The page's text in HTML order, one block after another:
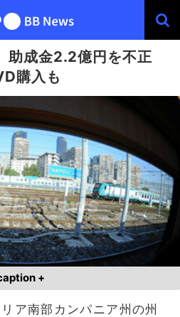
助成金2.2億円を不正
購入も
+
ア南部カンパニア州の州